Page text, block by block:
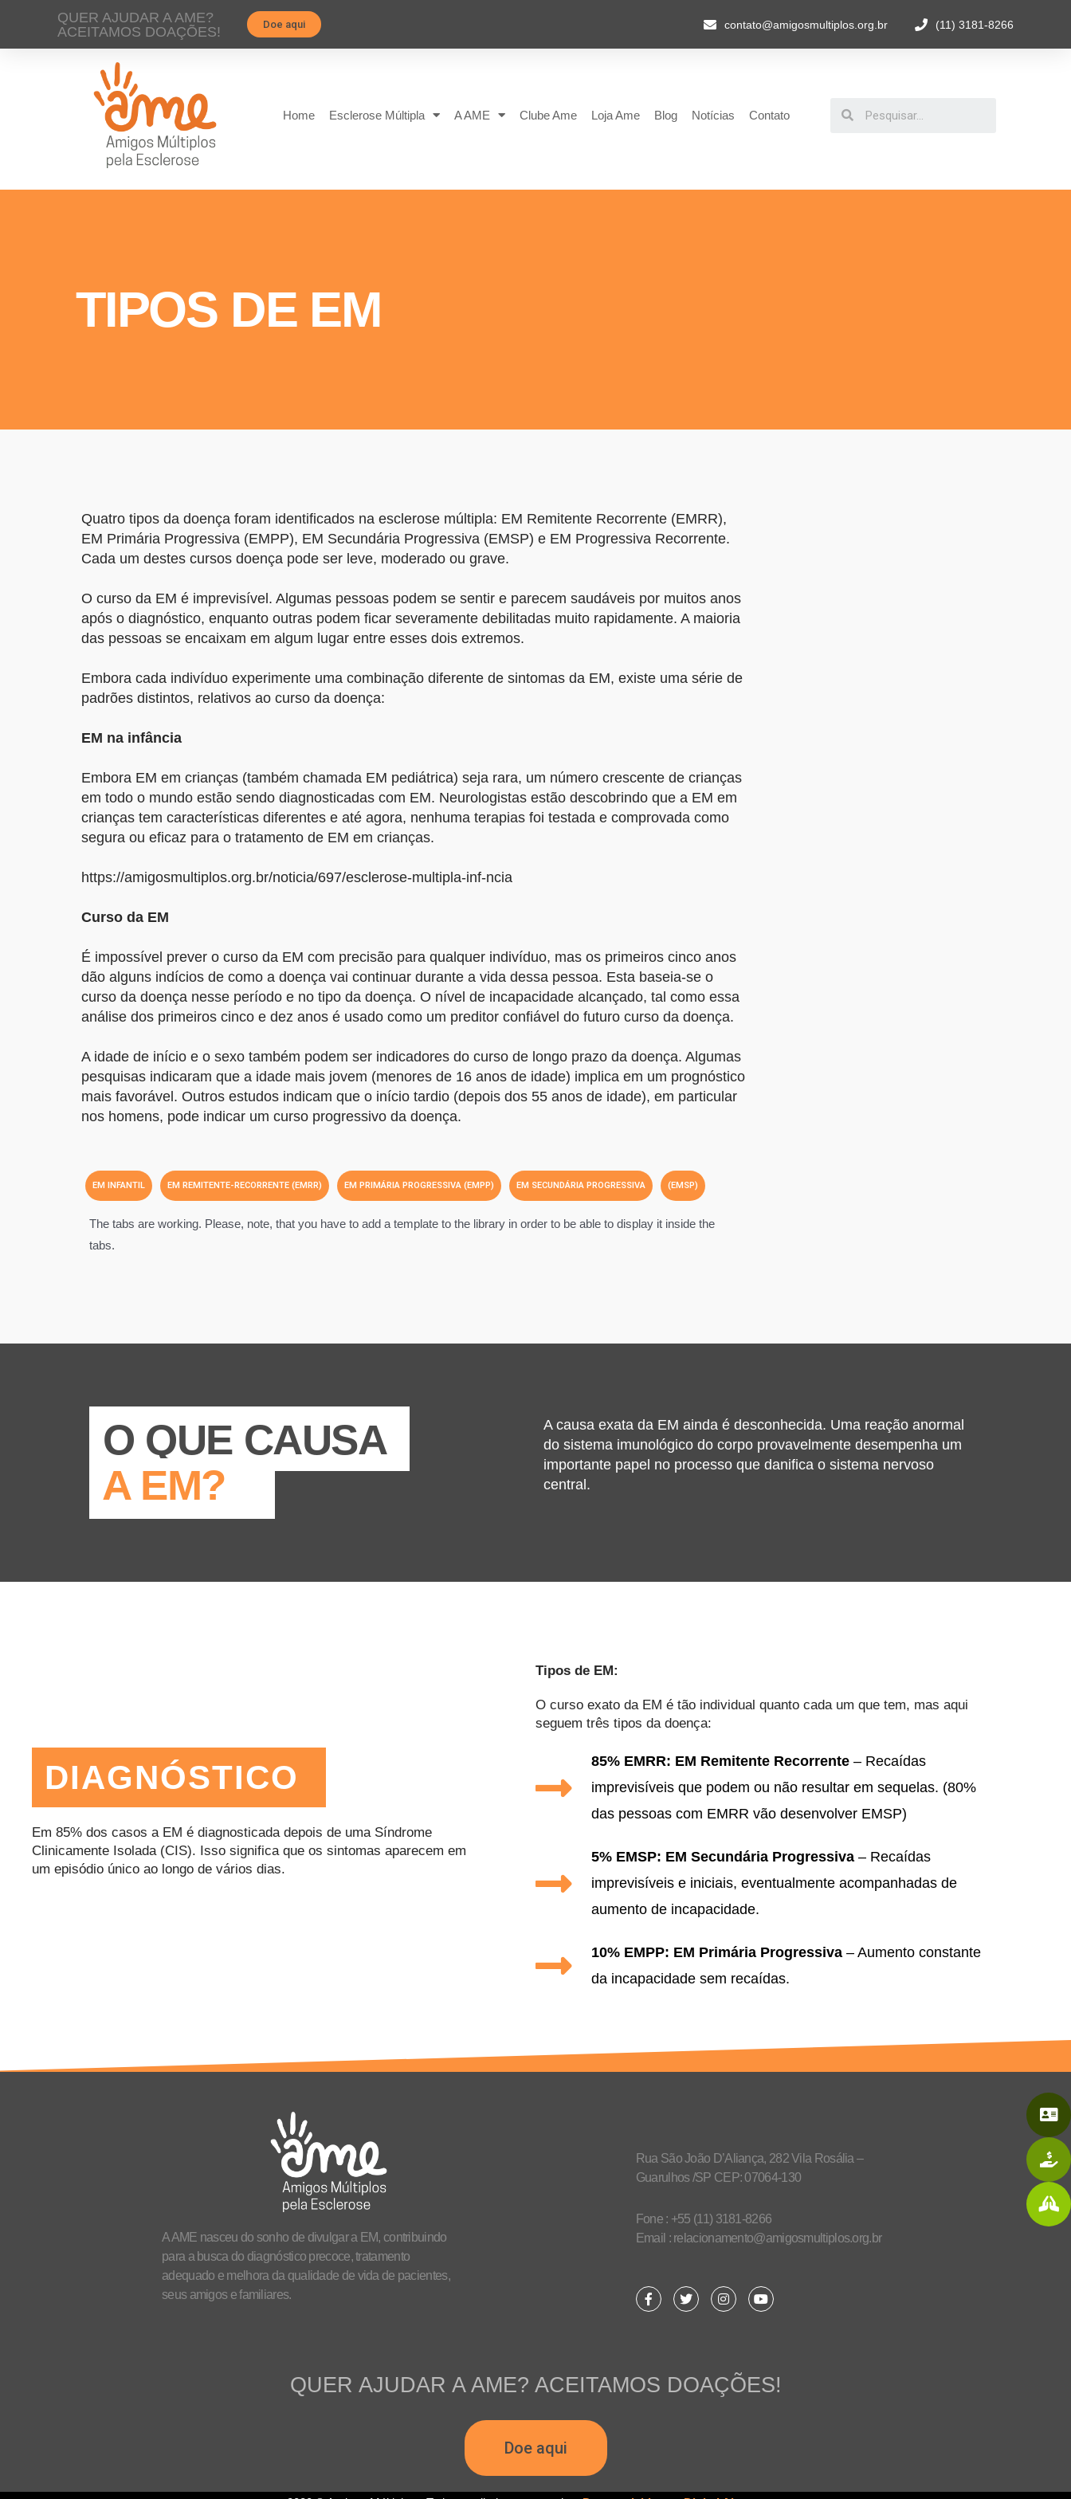
QUER AJUDAR A AME?
ACEITAMOS DOAÇÕES!
Doe aqui contato@amigosmultiplos.org.br (11) 3181-8266
Home Esclerose Múltipla A AME Clube Ame Loja Ame Blog Notícias Contato
TIPOS DE EM
Quatro tipos da doença foram identificados na esclerose múltipla: EM Remitente Recorrente (EMRR),
EM Primária Progressiva (EMPP), EM Secundária Progressiva (EMSP) e EM Progressiva Recorrente.
Cada um destes cursos doença pode ser leve, moderado ou grave.
O curso da EM é imprevisível. Algumas pessoas podem se sentir e parecem saudáveis por muitos anos
após o diagnóstico, enquanto outras podem ficar severamente debilitadas muito rapidamente. A maioria
das pessoas se encaixam em algum lugar entre esses dois extremos.
Embora cada indivíduo experimente uma combinação diferente de sintomas da EM, existe uma série de
padrões distintos, relativos ao curso da doença:
EM na infância
Embora EM em crianças (também chamada EM pediátrica) seja rara, um número crescente de crianças
em todo o mundo estão sendo diagnosticadas com EM. Neurologistas estão descobrindo que a EM em
crianças tem características diferentes e até agora, nenhuma terapias foi testada e comprovada como
segura ou eficaz para o tratamento de EM em crianças.
https://amigosmultiplos.org.br/noticia/697/esclerose-multipla-inf-ncia
Curso da EM
É impossível prever o curso da EM com precisão para qualquer indivíduo, mas os primeiros cinco anos
dão alguns indícios de como a doença vai continuar durante a vida dessa pessoa. Esta baseia-se o
curso da doença nesse período e no tipo da doença. O nível de incapacidade alcançado, tal como essa
análise dos primeiros cinco e dez anos é usado como um preditor confiável do futuro curso da doença.
A idade de início e o sexo também podem ser indicadores do curso de longo prazo da doença. Algumas
pesquisas indicaram que a idade mais jovem (menores de 16 anos de idade) implica em um prognóstico
mais favorável. Outros estudos indicam que o início tardio (depois dos 55 anos de idade), em particular
nos homens, pode indicar um curso progressivo da doença.
EM INFANTIL EM REMITENTE-RECORRENTE (EMRR) EM PRIMÁRIA PROGRESSIVA (EMPP) EM SECUNDÁRIA PROGRESSIVA (EMSP)
The tabs are working. Please, note, that you have to add a template to the library in order to be able to display it inside the
tabs.
O QUE CAUSA
A EM?
A causa exata da EM ainda é desconhecida. Uma reação anormal
do sistema imunológico do corpo provavelmente desempenha um
importante papel no processo que danifica o sistema nervoso
central.
DIAGNÓSTICO
Em 85% dos casos a EM é diagnosticada depois de uma Síndrome
Clinicamente Isolada (CIS). Isso significa que os sintomas aparecem em
um episódio único ao longo de vários dias.
Tipos de EM:
O curso exato da EM é tão individual quanto cada um que tem, mas aqui
seguem três tipos da doença:
85% EMRR: EM Remitente Recorrente – Recaídas
imprevisíveis que podem ou não resultar em sequelas. (80%
das pessoas com EMRR vão desenvolver EMSP)
5% EMSP: EM Secundária Progressiva – Recaídas
imprevisíveis e iniciais, eventualmente acompanhadas de
aumento de incapacidade.
10% EMPP: EM Primária Progressiva – Aumento constante
da incapacidade sem recaídas.
A AME nasceu do sonho de divulgar a EM, contribuindo
para a busca do diagnóstico precoce, tratamento
adequado e melhora da qualidade de vida de pacientes,
seus amigos e familiares.
Rua São João D’Aliança, 282 Vila Rosália –
Guarulhos /SP CEP: 07064-130
Fone : +55 (11) 3181-8266
Email : relacionamento@amigosmultiplos.org.br
QUER AJUDAR A AME? ACEITAMOS DOAÇÕES!
Doe aqui